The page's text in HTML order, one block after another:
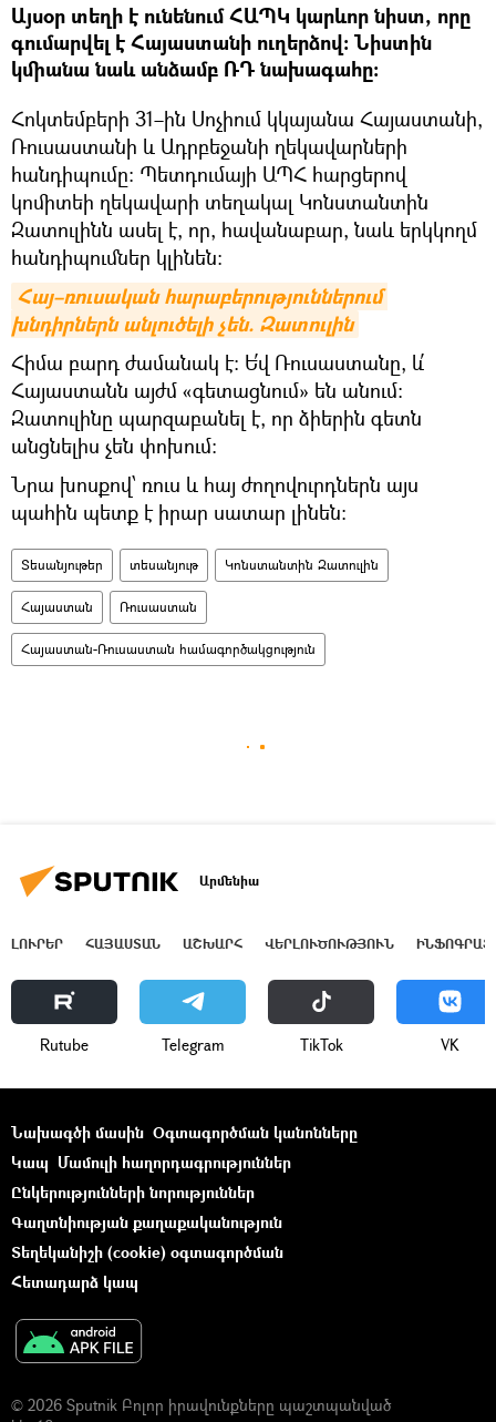
Այսօր տեղի է ունենում ՀԱՊԿ կարևոր նիստ, որը
գումարվել է Հայաստանի ուղերձով։ Նիստին
կմիանա նաև անձամբ ՌԴ նախագահը։
Հոկտեմբերի 31–ին Սոչիում կկայանա Հայաստանի,
Ռուսաստանի և Ադրբեջանի ղեկավարների
հանդիպումը։ Պետդումայի ԱՊՀ հարցերով
կոմիտեի ղեկավարի տեղակալ Կոնստանտին
Զատուլինն ասել է, որ, հավանաբար, նաև երկկողմ
հանդիպումներ կլինեն։
Հայ–ռուսական հարաբերություններում
խնդիրներն անլուծելի չեն. Զատուլին
Հիմա բարդ ժամանակ է։ Ե՛վ Ռուսաստանը, և՛
Հայաստանն այժմ «գետացնում» են անում։
Զատուլինը պարզաբանել է, որ ձիերին գետն
անցնելիս չեն փոխում։
Նրա խոսքով՝ ռուս և հայ ժողովուրդներն այս
պահին պետք է իրար սատար լինեն։
Տեսանյութեր տեսանյութ Կոնստանտին Զատուլին
Հայաստան Ռուսաստան
Հայաստան-Ռուսաստան համագործակցություն
Արմենիա
ԼՈՒՐԵՐ ՀԱՅԱՍՏԱՆ ԱՇԽԱՐՀ ՎԵՐԼՈՒԾՈՒԹՅՈՒՆ
Rutube Telegram ТikТоk VK
Նախագծի մասին Օգտագործման կանոնները
Կապ Մամուլի հաղորդագրություններ
Ընկերությունների նորություններ
Գաղտնիության քաղաքականություն
Տեղեկանիշի (cookie) օգտագործման
Հետադարձ կապ
© 2026 Sputnik Բոլոր իրավունքները պաշտպանված